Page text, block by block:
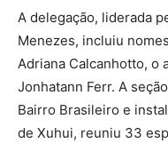
A delegação, liderada
Menezes, incluiu
Adriana Calcanhotto, o
Jonhatann Ferr. A
Bairro Brasileiro e
de Xuhui, reuniu 33